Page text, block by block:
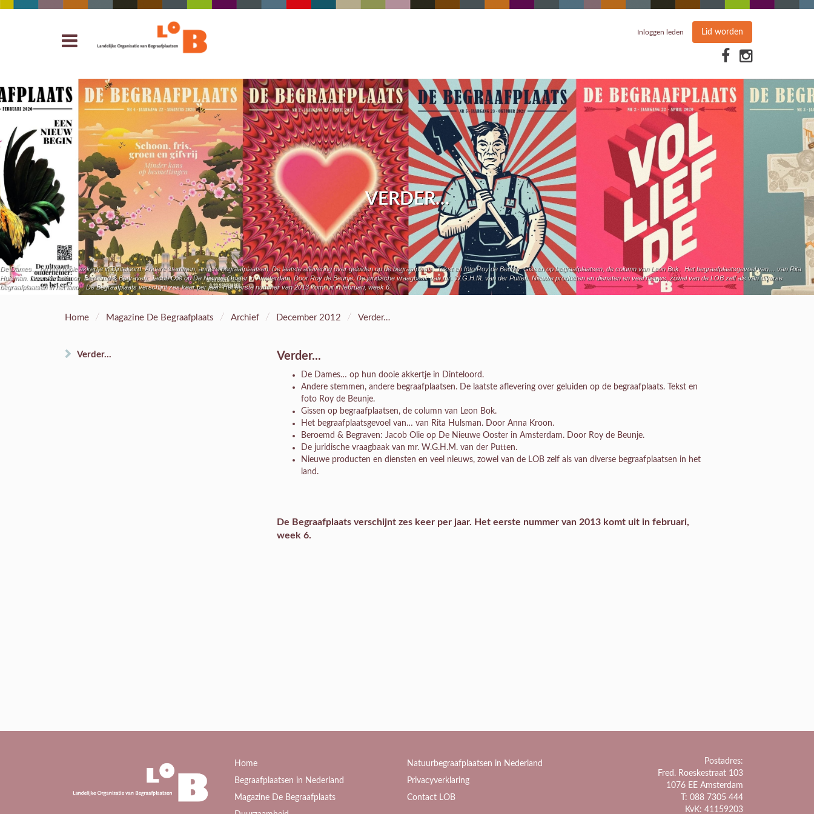
Inloggen leden Lid worden
VERDER…
De Dames… op hun dooie akkertje in Dinteloord. Andere stemmen, andere begraafplaatsen. De laatste aflevering over geluiden op de begraafplaats. Tekst en foto Roy de Beunje. Gissen op begraafplaatsen, de column van Leon Bok. Het begraafplaatsgevoel van… van Rita
Hulsman. Door Anna Kroon. Beroemd & Begraven: Jacob Olie op De Nieuwe Ooster in Amsterdam. Door Roy de Beunje. De juridische vraagbaak van mr. W.G.H.M. van der Putten. Nieuwe producten en diensten en veel nieuws, zowel van de LOB zelf als van diverse
begraafplaatsen in het land. De Begraafplaats verschijnt zes keer per jaar. Het eerste nummer van 2013 komt uit in februari, week 6.
Home / Magazine De Begraafplaats / Archief / December 2012 / Verder…
Verder... Verder...
De Dames… op hun dooie akkertje in Dinteloord.
Andere stemmen, andere begraafplaatsen. De laatste aflevering over geluiden op de begraafplaats. Tekst en
foto Roy de Beunje.
Gissen op begraafplaatsen, de column van Leon Bok.
Het begraafplaatsgevoel van… van Rita Hulsman. Door Anna Kroon.
Beroemd & Begraven: Jacob Olie op De Nieuwe Ooster in Amsterdam. Door Roy de Beunje.
De juridische vraagbaak van mr. W.G.H.M. van der Putten.
Nieuwe producten en diensten en veel nieuws, zowel van de LOB zelf als van diverse begraafplaatsen in het
land.
De Begraafplaats verschijnt zes keer per jaar. Het eerste nummer van 2013 komt uit in februari,
week 6.
Home
Begraafplaatsen in Nederland
Magazine De Begraafplaats
Natuurbegraafplaatsen in Nederland
Privacyverklaring
Contact LOB
Postadres:
Fred. Roeskestraat 103
1076 EE Amsterdam
T: 088 7305 444
KvK: 41159203